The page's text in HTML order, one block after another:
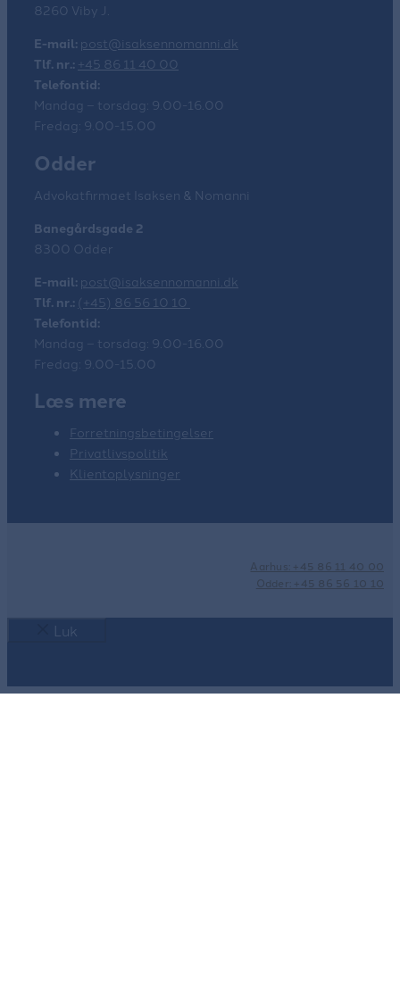
8260 Viby J.
E-mail: post@isaksennomanni.dk
Tlf. nr.: +45 86 11 40 00
Telefontid:
Mandag – torsdag: 9.00-16.00
Fredag: 9.00-15.00
Odder
Advokatfirmaet Isaksen & Nomanni
Banegårdsgade 2
8300 Odder
E-mail: post@isaksennomanni.dk
Tlf. nr.: (+45) 86 56 10 10
Telefontid:
Mandag – torsdag: 9.00-16.00
Fredag: 9.00-15.00
Læs mere
Forretningsbetingelser
Privatlivspolitik
Klientoplysninger
Aarhus: +45 86 11 40 00
Odder: +45 86 56 10 10
Luk